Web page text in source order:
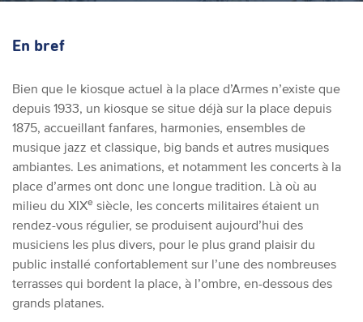
En bref
Bien que le kiosque actuel à la place d’Armes n’existe que
depuis 1933, un kiosque se situe déjà sur la place depuis
1875, accueillant fanfares, harmonies, ensembles de
musique jazz et classique, big bands et autres musiques
ambiantes. Les animations, et notamment les concerts à la
place d’armes ont donc une longue tradition. Là où au
milieu du XIXe siècle, les concerts militaires étaient un
rendez-vous régulier, se produisent aujourd’hui des
musiciens les plus divers, pour le plus grand plaisir du
public installé confortablement sur l’une des nombreuses
terrasses qui bordent la place, à l’ombre, en-dessous des
grands platanes.